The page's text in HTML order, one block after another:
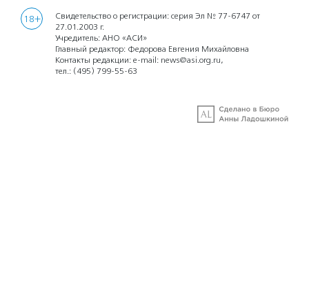
18+
Свидетельство о регистрации: серия Эл № 77-6747 от
27.01.2003 г.
Учредитель: АНО «АСИ»
Главный редактор: Федорова Евгения Михайловна
Контакты редакции: e-mail: news@asi.org.ru,
тел.: (495) 799-55-63